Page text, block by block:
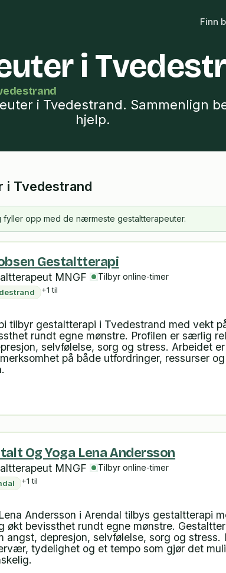
Finn
i
i Tvedestrand. Sammenlign
hjelp.
i Tvedestrand
fyller opp med de nærmeste gestaltterapeuter.
Gestaltterapi
MNGF Tilbyr online-timer
+1 til
tilbyr gestaltterapi i Tvedestrand med vekt
rundt egne mønstre. Profilen er særlig
selvfølelse, sorg og stress. Arbeidet
på både utfordringer, ressurser
Og Yoga Lena Andersson
MNGF Tilbyr online-timer
+1 til
Andersson i Arendal tilbys gestaltterapi
økt bevissthet rundt egne mønstre.
angst, depresjon, selvfølelse, sorg og stress.
tydelighet og et tempo som gjør det